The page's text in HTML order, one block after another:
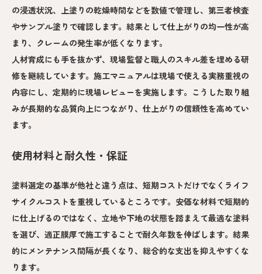
の浸透状況、上塗りの乾燥時間などを数値で管理し、第三者検査
やサンプル塗りで確認します。結果として仕上がりの均一性が高
まり、クレームの発生率が低くなります。
人材育成にも手を抜かず、現場監督と職人のスキル差を埋める研
修を継続しています。施工マニュアルは現場で使える実務重視の
内容にし、定期的に現場レビューを実施します。こうした取り組
みが長期的な品質向上につながり、仕上がりの信頼性を高めてい
ます。
使用材料と耐久性・保証
塗料選定の基準が他社と違う点は、短期コストだけでなくライフ
サイクルコストを重視しているところです。安価な材料で短期的
に仕上げるのではなく、立地や下地の状態を踏まえて最適な塗料
を選び、適正膜厚で施工することで耐久年数を伸ばします。結果
的にメンテナンス間隔が長くなり、総合的な支出を抑えやすくな
ります。